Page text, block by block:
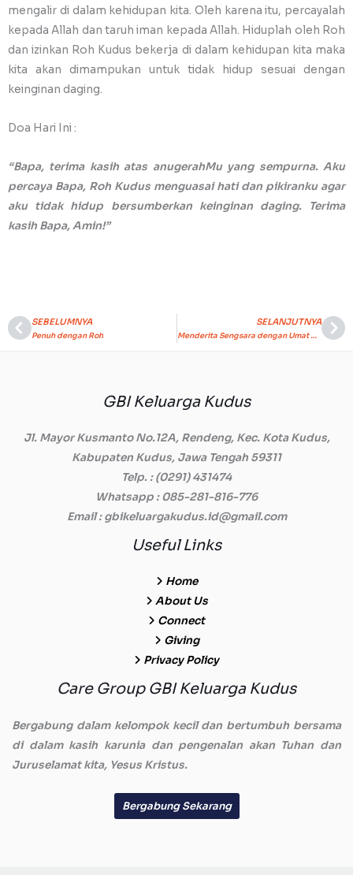
mengalir di dalam kehidupan kita. Oleh karena itu, percayalah
kepada Allah dan taruh iman kepada Allah. Hiduplah oleh Roh
dan izinkan Roh Kudus bekerja di dalam kehidupan kita maka
kita akan dimampukan untuk tidak hidup sesuai dengan
keinginan daging.
Doa Hari Ini :
“Bapa, terima kasih atas anugerahMu yang sempurna. Aku
percaya Bapa, Roh Kudus menguasai hati dan pikiranku agar
aku tidak hidup bersumberkan keinginan daging. Terima
kasih Bapa, Amin!”
Prev
SEBELUMNYA
Penuh dengan Roh
SELANJUTNYA
Menderita Sengsara dengan Umat Allah
GBI Keluarga Kudus
Jl. Mayor Kusmanto No.12A, Rendeng, Kec. Kota Kudus,
Kabupaten Kudus, Jawa Tengah 59311
Telp. : (0291) 431474
Whatsapp : 085-281-816-776
Email: gbikeluargakudus.id@gmail.com
Useful Links
Home
About Us
Connect
Giving
Privacy Policy
Care Group GBI Keluarga Kudus
Bergabung dalam kelompok kecil dan bertumbuh bersama
di dalam kasih karunia dan pengenalan akan Tuhan dan
Juruselamat kita, Yesus Kristus.
Bergabung Sekarang